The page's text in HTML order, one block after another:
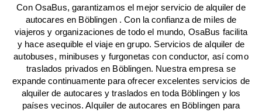
Con OsaBus, garantizamos el mejor servicio de alquiler de
autocares en Böblingen . Con la confianza de miles de
viajeros y organizaciones de todo el mundo, OsaBus facilita
y hace asequible el viaje en grupo. Servicios de alquiler de
autobuses, minibuses y furgonetas con conductor, así como
traslados privados en Böblingen. Nuestra empresa se
expande continuamente para ofrecer excelentes servicios de
alquiler de autocares y traslados en toda Böblingen y los
países vecinos. Alquiler de autocares en Böblingen para